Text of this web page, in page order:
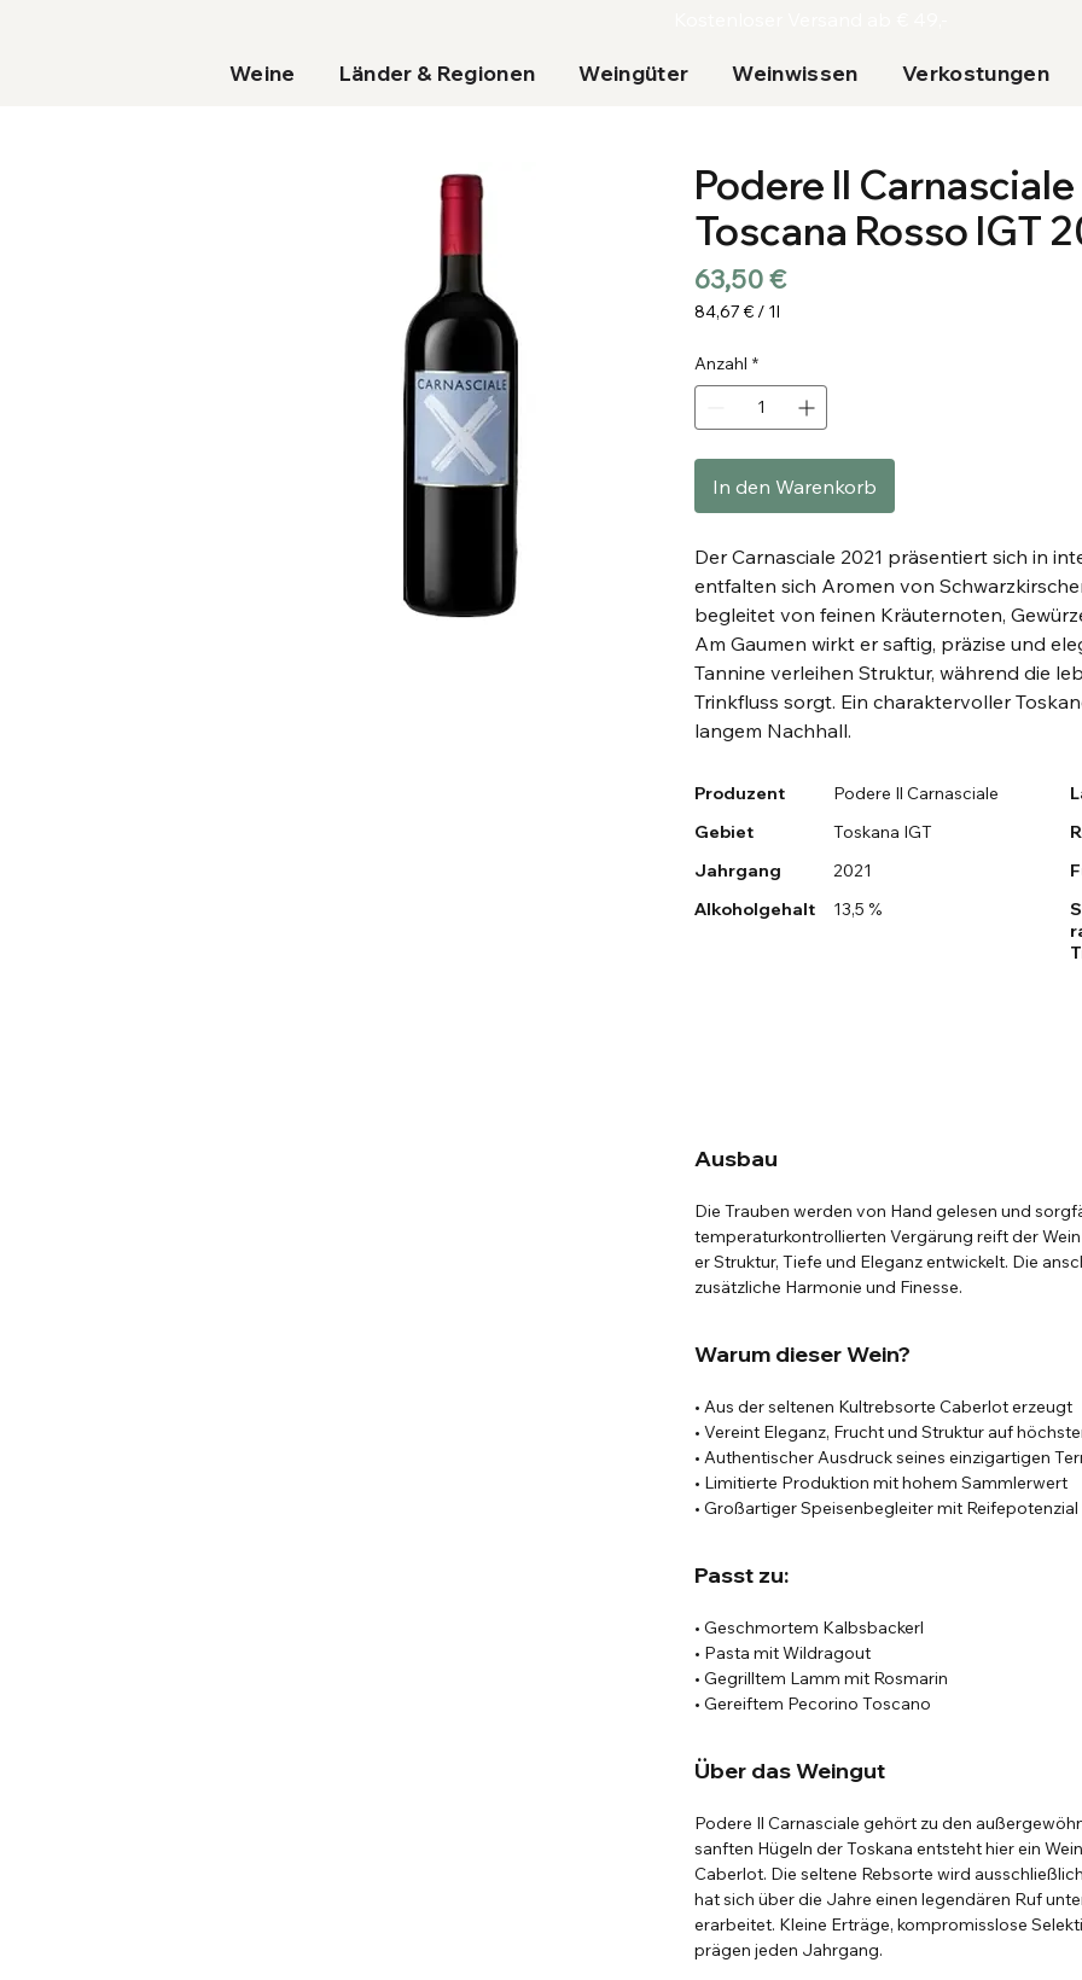
Weine Länder & Regionen Weingüter Weinwissen Verkostungen
Podere Il
Toscana Rosso IGT
63,50 €Preis
84,67 € / 1l
pro
1
Anzahl *
In den Warenkorb
Der Carnasciale 2021 präsentiert sich in
entfalten sich Aromen von
begleitet von feinen Kräuternoten,
Am Gaumen wirkt er saftig, präzise und
Tannine verleihen Struktur, während die
Trinkfluss sorgt. Ein charaktervoller
langem Nachhall.
Produzent Podere Il Carnasciale
Gebiet
Toskana IGT
Jahrgang
2021
Alkoholgehalt
13,5 %
Ausbau
Die Trauben werden von Hand gelesen und
temperaturkontrollierten Vergärung reift der
er Struktur, Tiefe und Eleganz entwickelt. Die
zusätzliche Harmonie und Finesse.
Warum dieser Wein?
• Aus der seltenen Kultrebsorte Caberlot erzeugt
• Vereint Eleganz, Frucht und Struktur auf
• Authentischer Ausdruck seines einzigartigen
• Limitierte Produktion mit hohem Sammlerwert
• Großartiger Speisenbegleiter mit Reifepotenzial
Passt zu:
• Geschmortem Kalbsbackerl
• Pasta mit Wildragout
• Gegrilltem Lamm mit Rosmarin
• Gereiftem Pecorino Toscano
Über das Weingut
Podere Il Carnasciale gehört zu den
sanften Hügeln der Toskana entsteht hier ein
Caberlot. Die seltene Rebsorte wird
hat sich über die Jahre einen legendären Ruf
erarbeitet. Kleine Erträge, kompromisslose
prägen jeden Jahrgang.